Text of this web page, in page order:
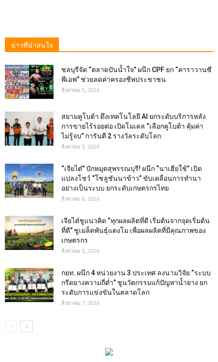
ข่าวที่น่าสนใจ
ชลบุรีจัด “ตลาดปันน้ำใจ” ผนึก CPF ยก “คาราวานซี
พีเอฟ” ช่วยลดค่าครองชีพประชาชน
สิงหาคม 5, 2026
สยามคูโบต้า ดึงเทคโนโลยี AI ยกระดับบริการหลัง
การขายไร้รอยต่อ เปิดโมเดล “เลือกคูโบต้า คุ้มค่า
ไม่รู้จบ” การันตี 2 รางวัลระดับโลก
สิงหาคม 5, 2026
“เจียไต๋” ปักหมุดสุพรรณบุรี! ผนึก “นาเฮียใช้” เปิด
แปลงโชว์ “โซลูชันนาข้าว” ขับเคลื่อนการทำนา
อย่างเป็นระบบ ยกระดับเกษตรกรไทย
สิงหาคม 8, 2026
เจียไต๋ชูแนวคิด “ทุกผลผลิตที่ดี เริ่มต้นจากจุดเริ่มต้น
ที่ดี” ชูเมล็ดพันธุ์แตงโม เพื่อผลผลิตที่มีคุณภาพของ
เกษตรกร
สิงหาคม 5, 2026
กยท. ผนึก 4 หน่วยงาน 3 ประเทศ ลงนามวิจัย “ระบบ
กรีดยางความถี่ต่ำ” ชูนวัตกรรมแก้ปัญหาน้ำยาง ยก
ระดับการแข่งขันในตลาดโลก
สิงหาคม 7, 2026